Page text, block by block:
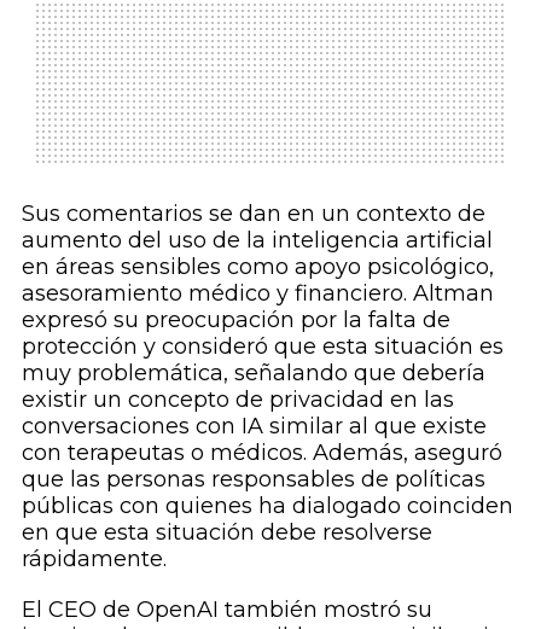
Sus comentarios se dan en un contexto de
aumento del uso de la inteligencia artificial
en áreas sensibles como apoyo psicológico,
asesoramiento médico y financiero. Altman
expresó su preocupación por la falta de
protección y consideró que esta situación es
muy problemática, señalando que debería
existir un concepto de privacidad en las
conversaciones con IA similar al que existe
con terapeutas o médicos. Además, aseguró
que las personas responsables de políticas
públicas con quienes ha dialogado coinciden
en que esta situación debe resolverse
rápidamente.
El CEO de OpenAI también mostró su